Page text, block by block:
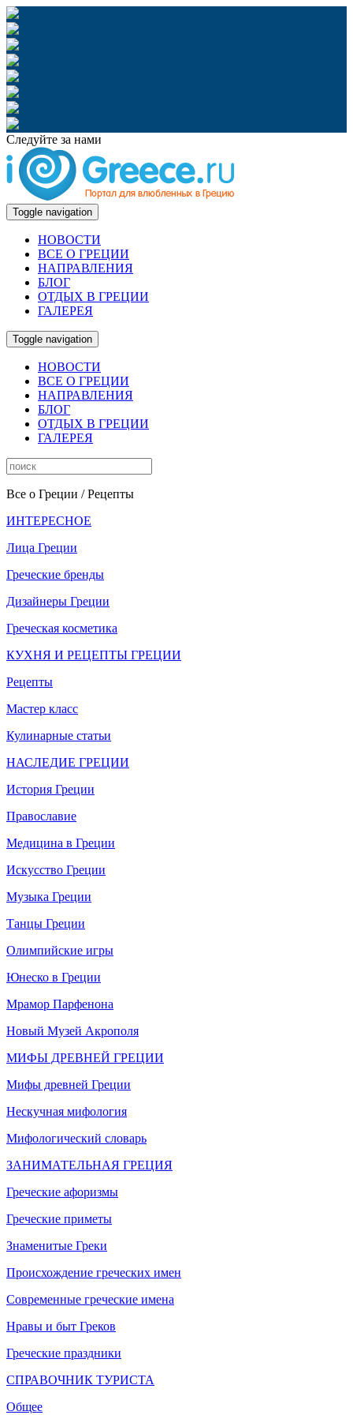
Следуйте за нами
Toggle navigation
НОВОСТИ
ВСЕ О ГРЕЦИИ
НАПРАВЛЕНИЯ
БЛОГ
ОТДЫХ В ГРЕЦИИ
ГАЛЕРЕЯ
Toggle navigation
НОВОСТИ
ВСЕ О ГРЕЦИИ
НАПРАВЛЕНИЯ
БЛОГ
ОТДЫХ В ГРЕЦИИ
ГАЛЕРЕЯ
Все о Греции / Рецепты
ИНТЕРЕСНОЕ
Лица Греции
Греческие бренды
Дизайнеры Греции
Греческая косметика
КУХНЯ И РЕЦЕПТЫ ГРЕЦИИ
Рецепты
Мастер класс
Кулинарные статьи
НАСЛЕДИЕ ГРЕЦИИ
История Греции
Православие
Медицина в Греции
Искусство Греции
Музыка Греции
Танцы Греции
Олимпийские игры
Юнеско в Греции
Мрамор Парфенона
Новый Музей Акрополя
МИФЫ ДРЕВНЕЙ ГРЕЦИИ
Мифы древней Греции
Нескучная мифология
Мифологический словарь
ЗАНИМАТЕЛЬНАЯ ГРЕЦИЯ
Греческие афоризмы
Греческие приметы
Знаменитые Греки
Происхождение греческих имен
Современные греческие имена
Нравы и быт Греков
Греческие праздники
СПРАВОЧНИК ТУРИСТА
Общее